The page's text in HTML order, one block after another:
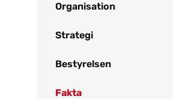
Organisation
Strategi
Bestyrelsen
Fakta